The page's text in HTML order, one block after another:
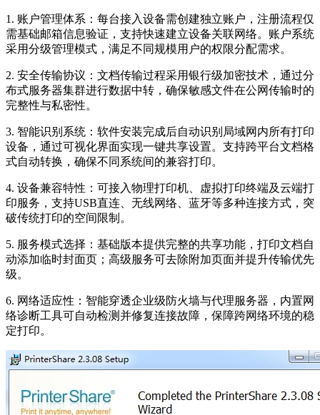
1. 账户管理体系：每台接入设备需创建独立账户，注册流程仅
需基础邮箱信息验证，支持快速建立设备关联网络。账户系统
采用分级管理模式，满足不同规模用户的权限分配需求。
2. 安全传输协议：文档传输过程采用银行级加密技术，通过分
布式服务器集群进行数据中转，确保敏感文件在公网传输时的
完整性与私密性。
3. 智能识别系统：软件安装完成后自动识别局域网内所有打印
设备，通过可视化界面实现一键共享设置。支持跨平台文档格
式自动转换，确保不同系统间的兼容打印。
4. 设备兼容特性：可接入物理打印机、虚拟打印终端及云端打
印服务，支持USB直连、无线网络、蓝牙等多种连接方式，突
破传统打印的空间限制。
5. 服务模式选择：基础版本提供完整的共享功能，打印文档自
动添加临时封面页；高级服务可去除附加页面并提升传输优先
级。
6. 网络适应性：智能穿透企业级防火墙与代理服务器，内置网
络诊断工具可自动检测并修复连接故障，保障跨网络环境的稳
定打印。